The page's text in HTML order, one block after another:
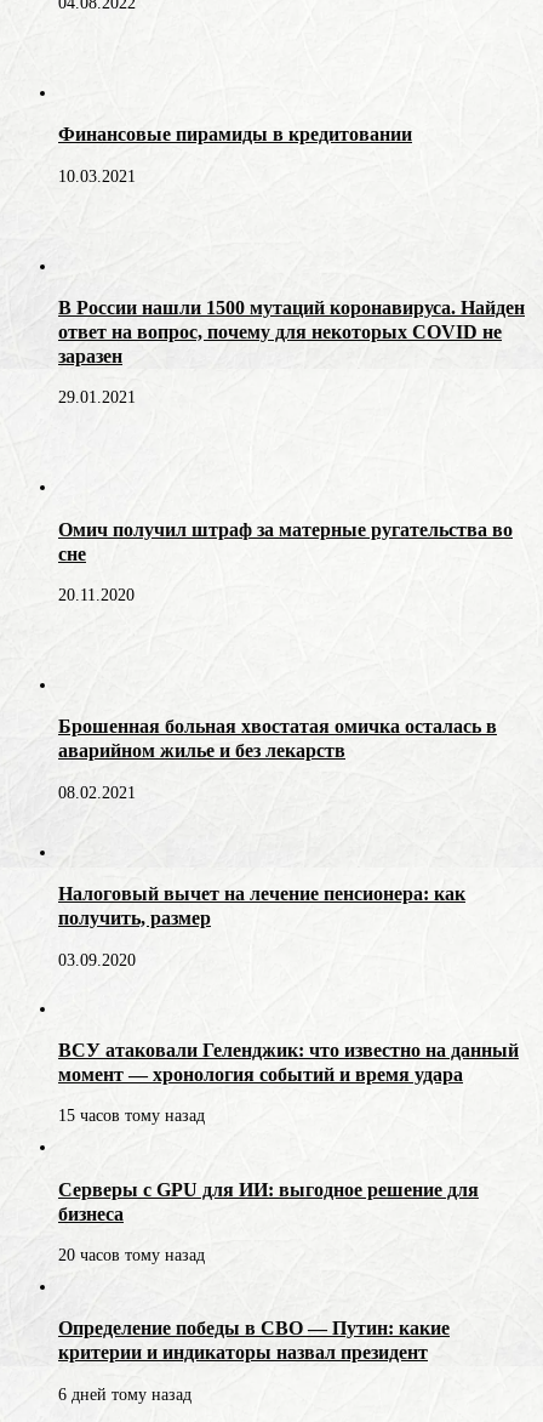
Финансовые пирамиды в кредитовании
10.03.2021
В России нашли 1500 мутаций коронавируса. Найден
ответ на вопрос, почему для некоторых COVID не
заразен
29.01.2021
Омич получил штраф за матерные ругательства во
сне
20.11.2020
Брошенная больная хвостатая омичка осталась в
аварийном жилье и без лекарств
08.02.2021
Налоговый вычет на лечение пенсионера: как
получить, размер
03.09.2020
ВСУ атаковали Геленджик: что известно на данный
момент — хронология событий и время удара
15 часов тому назад
Серверы с GPU для ИИ: выгодное решение для
бизнеса
20 часов тому назад
Определение победы в СВО — Путин: какие
критерии и индикаторы назвал президент
6 дней тому назад